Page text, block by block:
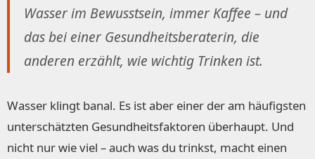
Wasser im Bewusstsein, immer Kaffee – und
das bei einer Gesundheitsberaterin, die
anderen erzählt, wie wichtig Trinken ist.
Wasser klingt banal. Es ist aber einer der am häufigsten
unterschätzten Gesundheitsfaktoren überhaupt. Und
nicht nur wie viel – auch was du trinkst, macht einen